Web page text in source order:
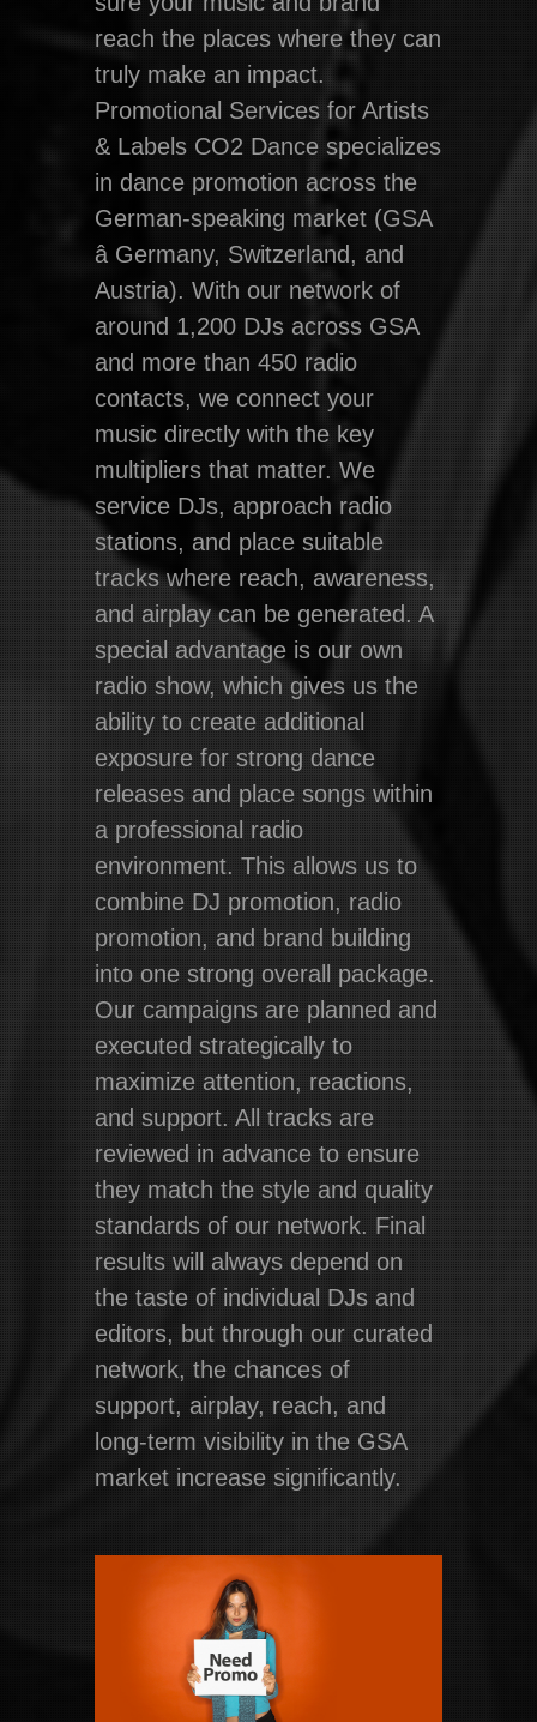
reach the places where they can
truly make an impact.
Promotional Services for Artists
& Labels CO2 Dance specializes
in dance promotion across the
German-speaking market (GSA
â Germany, Switzerland, and
Austria). With our network of
around 1,200 DJs across GSA
and more than 450 radio
contacts, we connect your
music directly with the key
multipliers that matter. We
service DJs, approach radio
stations, and place suitable
tracks where reach, awareness,
and airplay can be generated. A
special advantage is our own
radio show, which gives us the
ability to create additional
exposure for strong dance
releases and place songs within
a professional radio
environment. This allows us to
combine DJ promotion, radio
promotion, and brand building
into one strong overall package.
Our campaigns are planned and
executed strategically to
maximize attention, reactions,
and support. All tracks are
reviewed in advance to ensure
they match the style and quality
standards of our network. Final
results will always depend on
the taste of individual DJs and
editors, but through our curated
network, the chances of
support, airplay, reach, and
long-term visibility in the GSA
market increase significantly.